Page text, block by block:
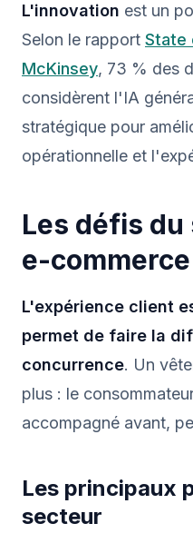
L'innovation est un
Selon le rapport State
McKinsey, 73 % des
considèrent l'IA
stratégique pour
opérationnelle et
Les défis
e-
L'expérience client
permet de faire la
concurrence. Un
plus : le
accompagné avant,
Les principaux
secteur